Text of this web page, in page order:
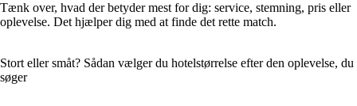
Tænk over, hvad der betyder mest for dig: service, stemning, pris eller
oplevelse. Det hjælper dig med at finde det rette match.
Stort eller småt? Sådan vælger du hotelstørrelse efter den oplevelse, du
søger